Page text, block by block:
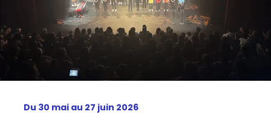
Du 30 mai au 27 juin 2026